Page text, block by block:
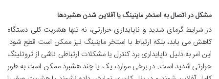
مشکل در اتصال به استخر ماینینگ یا آفلاین شدن هشبردها
در شرایط گرمای شدید و ناپایداری حرارتی، نه تنها هشریت کلی دستگاه
کاهش می یابد، بلکه ارتباط با استخر ماینینگ نیز ممکن است قطع شود.
این امر به دلیل ناپایداری برد کنترل یا مشکلات ارتباطی ناشی از تروتلینگ
حرارتی شدید است. در برخی موارد، یک یا چند هشبرد ممکن است به طور